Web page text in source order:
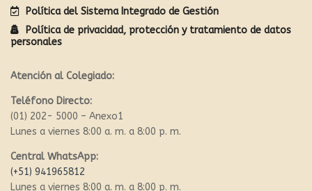
Política del Sistema Integrado de Gestión
Política de privacidad, protección y tratamiento de datos
personales
Atención al Colegiado:
Teléfono Directo:
(01) 202- 5000 – Anexo1
Lunes a viernes 8:00 a. m. a 8:00 p. m.
Central WhatsApp:
(+51) 941965812
Lunes a viernes 8:00 a. m. a 8:00 p. m.